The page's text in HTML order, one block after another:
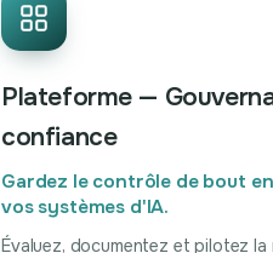
Plateforme —
confiance
Gardez le contrôle de bout
vos systèmes d'IA.
Évaluez, documentez et pilotez la